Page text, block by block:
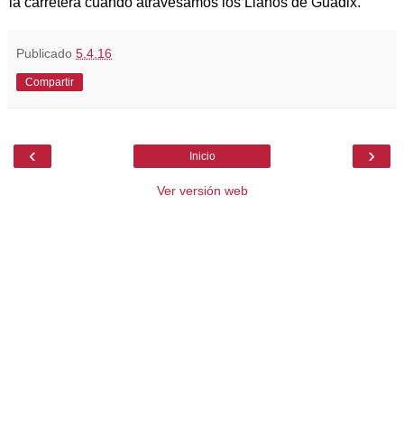
Publicado 5.4.16
Compartir
‹ ›
Inicio
Ver versión web